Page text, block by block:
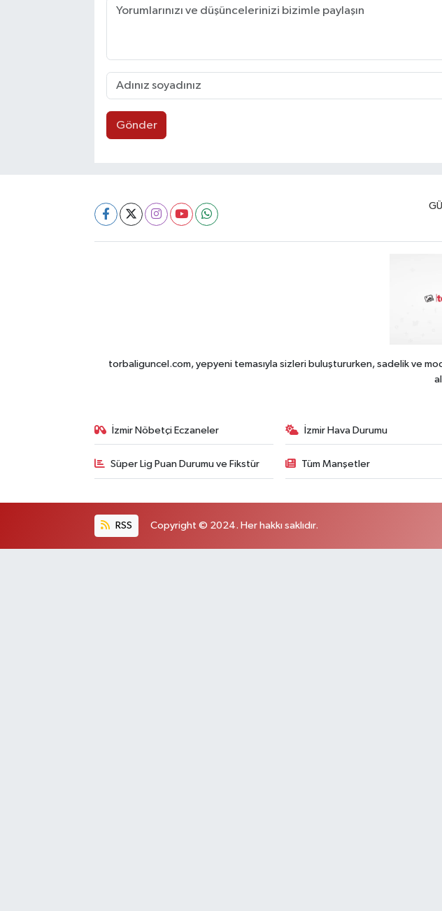
Gönder
torbaliguncel.com, yepyeni temasıyla sizleri buluştururken, sadelik ve
İzmir Nöbetçi Eczaneler İzmir Hava Durumu
Süper Lig Puan Durumu ve Fikstür Tüm Manşetler
RSS Copyright © 2024. Her hakkı saklıdır.